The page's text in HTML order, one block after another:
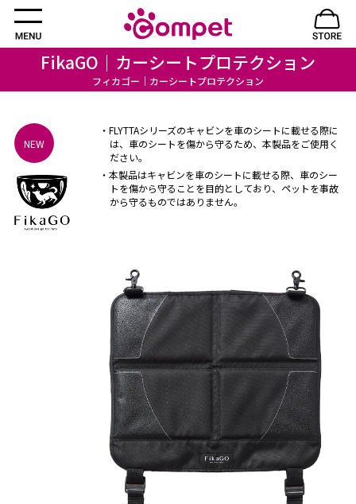
FikaGO｜カーシートプロテクション
フィカゴー｜カーシートプロテクション
・FLYTTAシリーズのキャビンを車のシートに載せる際に
は、車のシートを傷から守るため、本製品をご使用く
ださい。
・本製品はキャビンを車のシートに載せる際、車のシー
トを傷から守ることを目的としており、ペットを事故
から守るものではありません。
NEW